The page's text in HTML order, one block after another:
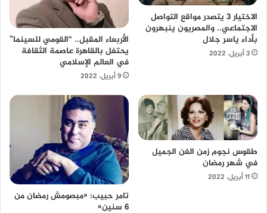
الاختيار 3 يتصدر مواقع التواصل
الاجتماعي.. والمصريون ينبهرون
بأداء ياسر جلال
3 أبريل، 2022
الأربعاء المقبل.. “القومي للسينما”
يحتفل بالقاهرة عاصمة الثقافة
في العالم الإسلامي
9 أبريل، 2022
طقوس نجوم زمن الفن الجميل
في شهر رمضان
11 أبريل، 2022
تامر حبيب: «مبصومش رمضان من
6 سنين»